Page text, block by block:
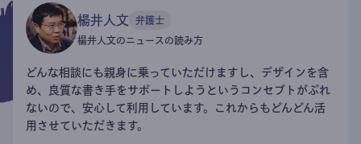
楊井人文 弁護士
楊井人文のニュースの読み方
どんな相談にも親身に乗っていただけますし、デザインを含
め、良質な書き手をサポートしようというコンセプトがぶれ
ないので、安心して利用しています。これからもどんどん活
用させていただきます。